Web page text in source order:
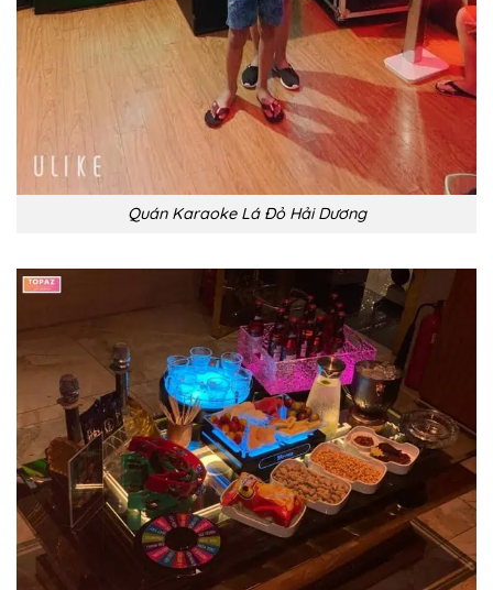
Quán Karaoke Lá Đỏ Hải Dương